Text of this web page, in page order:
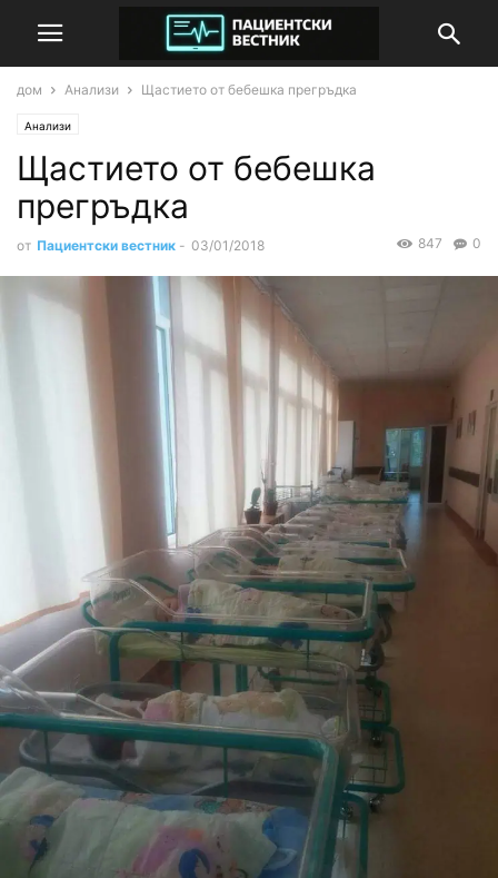
дом Анализи Щастието от бебешка прегръдка
Анализи
Щастието от бебешка
прегръдка
от Пациентски вестник - 03/01/2018 0
847